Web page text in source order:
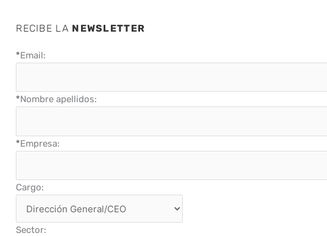
RECIBE LA NEWSLETTER
*Email:
*Nombre apellidos:
*Empresa:
Cargo:
Sector: